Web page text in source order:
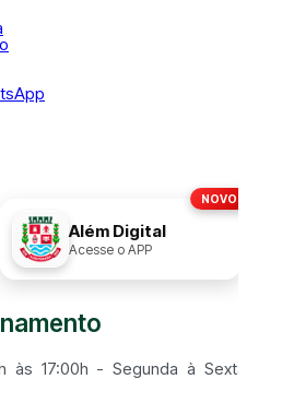
NOVO!
Além Digital
Acesse o APP
às 17:00h - Segunda à Sexta